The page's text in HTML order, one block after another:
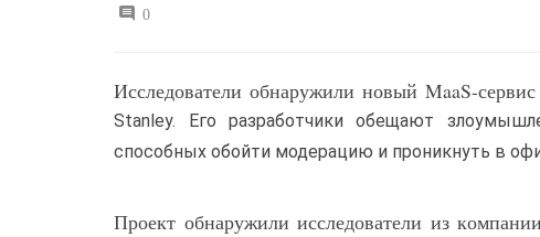
0
Исследователи обнаружили новый MaaS-
Stanley. Его разработчики обещают
способных обойти модерацию и проникнуть в
Проект обнаружили исследователи из